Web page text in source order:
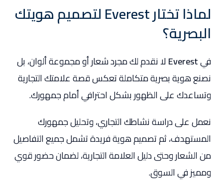
لماذا تختار Everest لتصميم هويتك
البصرية؟
فيEverestلا نقدم لك مجرد شعار أو مجموعة ألوان، بل
نصنع هوية بصرية متكاملة تعكس قصة علامتك التجارية
وتساعدك على الظهور بشكل احترافي أمام جمهورك.
نعمل على دراسة نشاطك التجاري، وتحليل جمهورك
المستهدف، ثم تصميم هوية فريدة تشمل جميع التفاصيل
من الشعار وحتى دليل العلامة التجارية، لضمان حضور قوي
ومميز في السوق.